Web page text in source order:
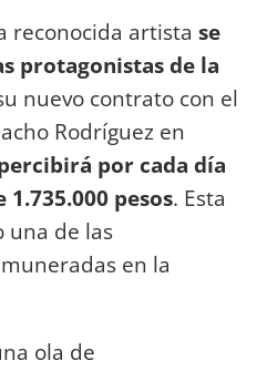
reconocida artista se
protagonistas de la
nuevo contrato con el
Rodríguez en
por cada día
pesos. Esta
una de las
en la
ola de